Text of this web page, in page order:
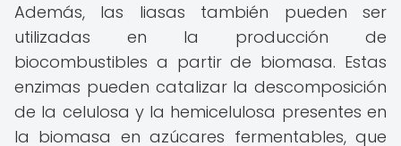
Además, las liasas también pueden ser
utilizadas en la producción de
biocombustibles a partir de biomasa. Estas
enzimas pueden catalizar la descomposición
de la celulosa y la hemicelulosa presentes en
la biomasa en azúcares fermentables, que